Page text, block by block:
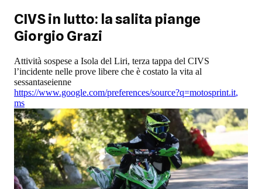
CIVS in lutto: la salita piange
Giorgio Grazi
Attività sospese a Isola del Liri, terza tappa del CIVS
l’incidente nelle prove libere che è costato la vita al
sessantaseienne
https://www.google.com/preferences/source?q=motosprint.it,
ms